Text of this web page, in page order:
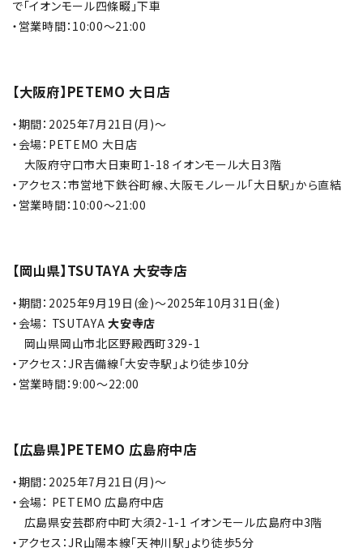
で「イオンモール四條畷」下車
・営業時間：10:00～21:00
【大阪府】PETEMO 大日店
・期間：2025年7月21日(月)～
・会場：PETEMO 大日店
大阪府守口市大日東町1-18 イオンモール大日3階
・アクセス：市営地下鉄谷町線、大阪モノレール「大日駅」から直結
・営業時間：10:00～21:00
【岡山県】TSUTAYA 大安寺店
・期間：2025年9月19日(金)～2025年10月31日(金)
・会場： TSUTAYA大安寺店
岡山県岡山市北区野殿西町329-1
・アクセス：JR吉備線「大安寺駅」より徒歩10分
・営業時間：9:00～22:00
【広島県】PETEMO 広島府中店
・期間：2025年7月21日(月)～
・会場： PETEMO 広島府中店
広島県安芸郡府中町大須2-1-1 イオンモール広島府中3階
・アクセス：JR山陽本線「天神川駅」より徒歩5分